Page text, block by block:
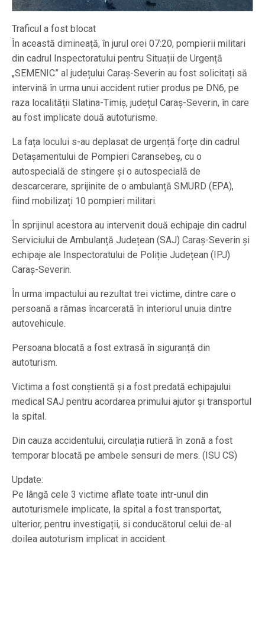
Traficul a fost blocat
În această dimineață, în jurul orei 07:20, pompierii militari
din cadrul Inspectoratului pentru Situații de Urgență
„SEMENIC” al județului Caraș-Severin au fost solicitați să
intervină în urma unui accident rutier produs pe DN6, pe
raza localității Slatina-Timiș, județul Caraș-Severin, în care
au fost implicate două autoturisme.
La fața locului s-au deplasat de urgență forțe din cadrul
Detașamentului de Pompieri Caransebeș, cu o
autospecială de stingere și o autospecială de
descarcerare, sprijinite de o ambulanță SMURD (EPA),
fiind mobilizați 10 pompieri militari.
În sprijinul acestora au intervenit două echipaje din cadrul
Serviciului de Ambulanță Județean (SAJ) Caraș-Severin și
echipaje ale Inspectoratului de Poliție Județean (IPJ)
Caraș-Severin.
În urma impactului au rezultat trei victime, dintre care o
persoană a rămas încarcerată în interiorul unuia dintre
autovehicule.
Persoana blocată a fost extrasă în siguranță din
autoturism.
Victima a fost conștientă și a fost predată echipajului
medical SAJ pentru acordarea primului ajutor și transportul
la spital.
Din cauza accidentului, circulația rutieră în zonă a fost
temporar blocată pe ambele sensuri de mers. (ISU CS)
Update:
Pe lângă cele 3 victime aflate toate intr-unul din
autoturismele implicate, la spital a fost transportat,
ulterior, pentru investigații, si conducătorul celui de-al
doilea autoturism implicat in accident.